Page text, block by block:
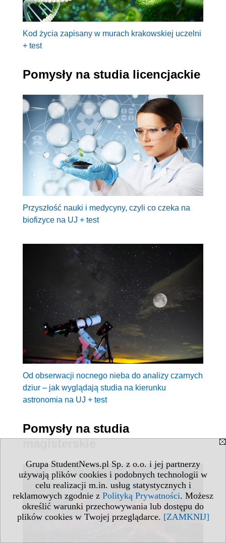
Grupa StudentNews.pl Sp. z o.o. i jej partnerzy
używają plików cookies i podobnych technologii w
celu realizacji m.in. usług statystycznych i
reklamowych zgodnie z Polityką Prywatności. Możesz
określić warunki przechowywania lub dostępu do
plików cookies w Twojej przeglądarce. [ZAMKNIJ]
Kod życia zapisany w murach krakowskiej uczelni
+ test
Pomysły na studia licencjackie
Przyszłość nauki i medycyny, czyli co czeka na
biofizyce na UJ + test
Od obserwacji nocnego nieba do analizy czarnych
dziur – jak wyglądają studia na kierunku
astronomia na UJ + test
Pomysły na studia